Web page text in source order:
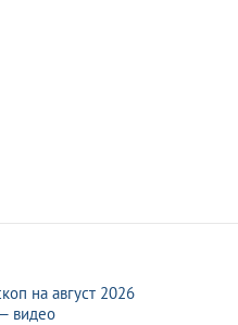
на август 2026
видео